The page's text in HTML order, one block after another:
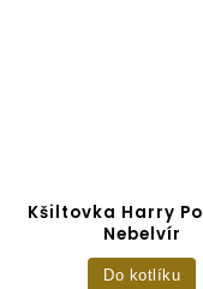
Kšiltovka Harry
Nebelvír
Do kotlíku